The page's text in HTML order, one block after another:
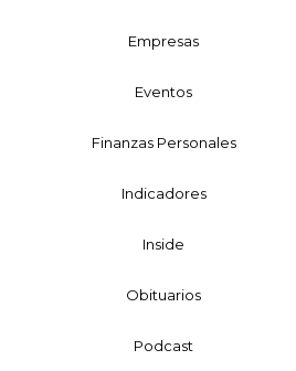
Empresas
Eventos
Finanzas Personales
Indicadores
Inside
Obituarios
Podcast